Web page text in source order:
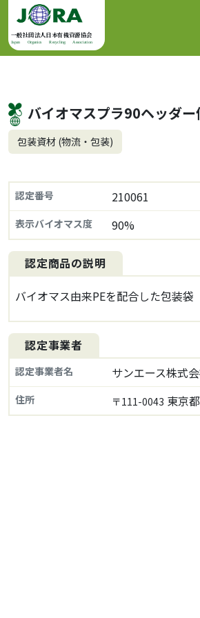
コンテンツへスキップ
メインナビゲーション
一般社団法人日本有機資源協会
Japan Organics Recycling Association
バイオマスプラ90ヘッダ
包装資材 (物流・包装)
認定番号 210061
表示バイオマス度 90%
認定商品の説明
バイオマス由来PEを配合した包装袋
認定事業者
認定事業者名 サンエース株式
住所 〒111-0043 東京